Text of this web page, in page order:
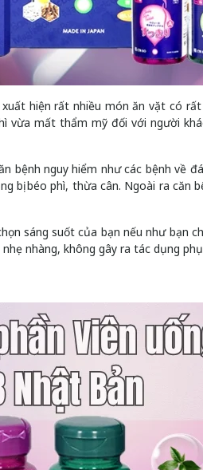
hiện rất nhiều món ăn vặt có
vừa mất thẩm mỹ đối với người
bệnh nguy hiểm như các bệnh về
bị béo phì, thừa cân. Ngoài ra căn
sáng suốt của bạn nếu như bạn
nhàng, không gây ra tác dụng